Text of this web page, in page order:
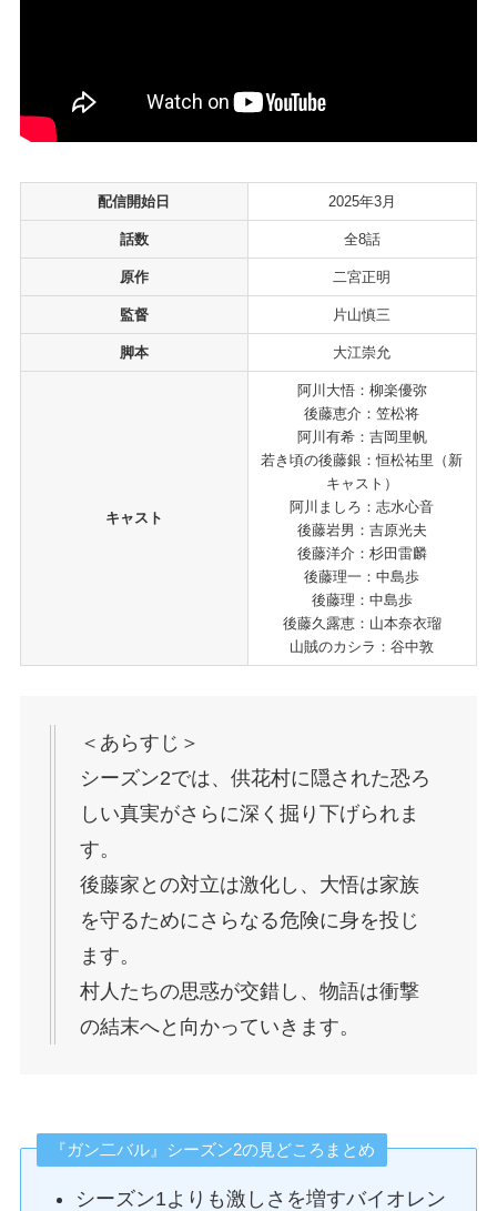
配信開始日 2025年3月
話数 全8話
原作 二宮正明
監督 片山慎三
脚本 大江崇允
キャスト
阿川大悟：柳楽優弥
後藤恵介：笠松将
阿川有希：吉岡里帆
若き頃の後藤銀：恒松祐里（新
キャスト）
阿川ましろ：志水心音
後藤岩男：吉原光夫
後藤洋介：杉田雷麟
後藤理一：中島歩
後藤理：中島歩
後藤久露恵：山本奈衣瑠
山賊のカシラ：谷中敦
＜あらすじ＞
シーズン2では、供花村に隠された恐ろ
しい真実がさらに深く掘り下げられま
す。
後藤家との対立は激化し、大悟は家族
を守るためにさらなる危険に身を投じ
ます。
村人たちの思惑が交錯し、物語は衝撃
の結末へと向かっていきます。
『ガン二バル』シーズン2の見どころまとめ
シーズン1よりも激しさを増すバイオレン